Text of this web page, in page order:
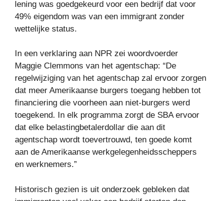
lening was goedgekeurd voor een bedrijf dat voor
49% eigendom was van een immigrant zonder
wettelijke status.
In een verklaring aan NPR zei woordvoerder
Maggie Clemmons van het agentschap: “De
regelwijziging van het agentschap zal ervoor zorgen
dat meer Amerikaanse burgers toegang hebben tot
financiering die voorheen aan niet-burgers werd
toegekend. In elk programma zorgt de SBA ervoor
dat elke belastingbetalerdollar die aan dit
agentschap wordt toevertrouwd, ten goede komt
aan de Amerikaanse werkgelegenheidsscheppers
en werknemers.”
Historisch gezien is uit onderzoek gebleken dat